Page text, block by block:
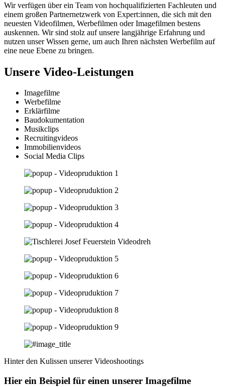
Wir verfügen über ein Team von hochqualifizierten Fachleuten und
einem großen Partnernetzwerk von Expert:innen, die sich mit den
neuesten Videofilmen, Werbefilmen oder Imagefilmen bestens
auskennen. Wir sind stolz auf unsere langjährige Erfahrung und
nutzen unser Wissen gerne, um auch Ihren nächsten Werbefilm auf
eine neue Ebene zu bringen.
Unsere Video-Leistungen
Imagefilme
Werbefilme
Erklärfilme
Baudokumentation
Musikclips
Recruitingvideos
Immobilienvideos
Social Media Clips
Hinter den Kulissen unserer Videoshootings
Hier ein Beispiel für einen unserer Imagefilme